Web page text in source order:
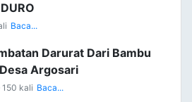
Baca...
Darurat Dari Bambu
Argosari
150 kali Baca...